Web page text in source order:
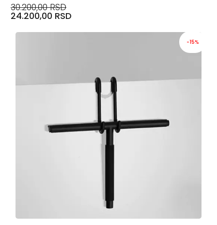
30.200,00 RSD
24.200,00 RSD
-15%